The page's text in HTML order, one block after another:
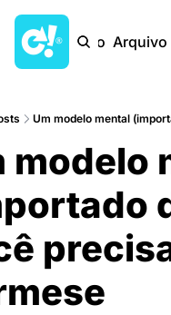
Início Arquivo
Um modelo mental
modelo